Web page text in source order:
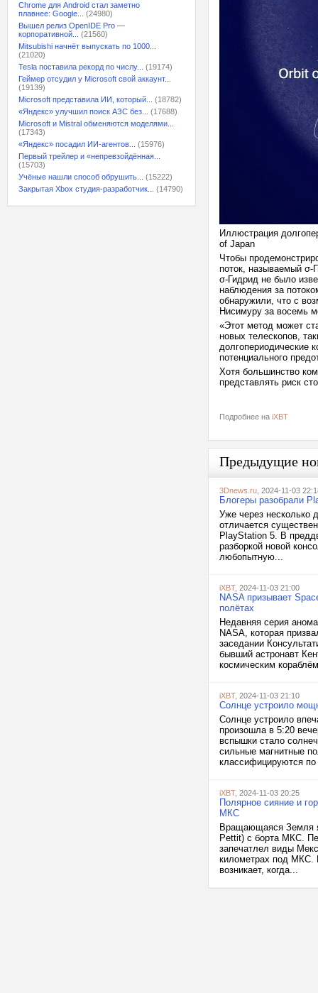
Chrome для Android стал заметно
плавнее: Google...
(24980)
Вышел релиз OpenIDE Pro —
корпоративной...
(21560)
Mitsubishi начнёт выпускать по 1000...
(21020)
Tesla поставила рекорд по числу...
(19174)
Геймер отсудил у Microsoft свой аккаунт...
(19139)
Microsoft представила ИИ, который...
(18782)
«Яндекс» улучшил поиск АЗС без...
(17688)
Microsoft и Mistral обменяются моделями...
(17343)
«Яндекс» посадил ИИ-агентов...
(15976)
Первый трейлер и «непревзойдённая...
(15703)
Учёные нашли способ обрушить...
(15222)
Закрытая Xbox студия-разработчик...
(14790)
Иллюстрация
of Japan
Чтобы
поток, называемый σ-
σ-Гидрид не было
наблюдения за
обнаружили, что с
Нисимуру за восемь
«Этот метод может
новых телескопов,
долгопериодические
потенциального
Хотя большинство
представлять риск
Подробнее на iXBT
Предыдущие
3Dnews.ru , 2024-11-03
Блогеры разобрали
Уже через несколько
отличается
PlayStation 5. В
разборкой новой
любопытную...
iXBT, 2024-11-03 21:00
NASA призывает
полётах
Недавняя серия
NASA, которая
заседании
бывший астронавт
космическим
iXBT, 2024-11-03 21:10
Солнце устроило
Солнце устроило
произошла в 5:20
вспышки стало
сильные магнитные
классифицируются
iXBT, 2024-11-03 20:25
Полярное сияние и
МКС
Вращающаяся Земля
Pettit) с борта МКС.
запечатлел виды
километрах под МКС.
возникает, когда...